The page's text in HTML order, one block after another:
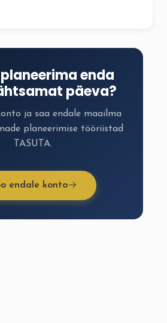
enda
päeva?
ja saa endale maailma
planeerimise tööriistad
TASUTA.
endale konto